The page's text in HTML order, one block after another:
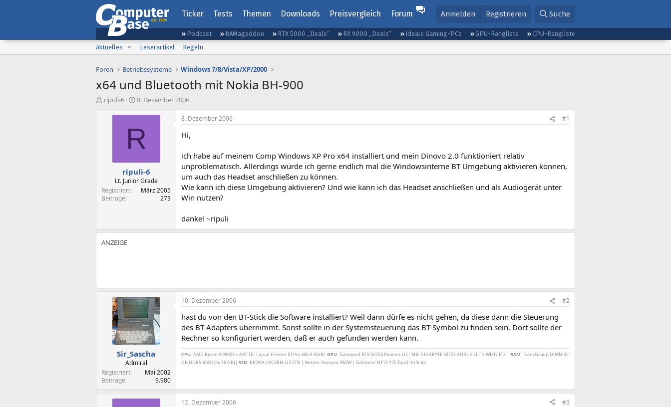
Ticker Tests Themen Downloads Preisvergleich Forum Anmelden Registrieren Suche
Podcast RAMageddon RTX 5000 „Deals“ RX 9000 „Deals“ Ideale Gaming-PCs GPU-Rangliste
CPU-Rangliste
Aktuelles
Leserartikel Regeln
Foren Betriebssysteme Windows 7/8/Vista/XP/2000
x64 und Bluetooth mit Nokia BH-900
Eripuli-6
E
s
l
t
a
m
8. Dezember 2006
R
ripuli-6
Lt. Junior Grade
Registriert
März 2005
Beiträge
273
8. Dezember 2006 #1
Hi,
ich habe auf meinem Comp Windows XP Pro x64 installiert und mein Dinovo 2.0 funktioniert relativ
unproblematisch. Allerdings würde ich gerne endlich mal die Windowsinterne BT Umgebung aktivieren können,
um auch das Headset anschließen zu können.
Wie kann ich diese Umgebung aktivieren? Und wie kann ich das Headset anschließen und als Audiogerät unter
Win nutzen?
danke! ~ripuli
Sir_Sascha
Admiral
Registriert
Mai 2002
Beiträge
9.980
10. Dezember 2006 #2
hast du von den BT-Stick die Software installiert? Weil dann dürfe es nicht gehen, da diese dann die Steuerung
des BT-Adapters übernimmt. Sonst sollte in der Systemsteuerung das BT-Symbol zu finden sein. Dort sollte der
Rechner so konfiguriert werden, daß er auch gefunden werden kann.
CPU: AMD Ryzan 9 9900X + ARCTIC Liquid Freezer III Pro 360 A-RGB| GPU: Gainward RTX 5070ti Phoenix GS| MB: GIGABYTE X870E AORUS ELITE WIFI7 ICE | RAM: Team Group DIMM 32
GB DDR5-6000 (2x 16 GB)| SSD: KIOXIA-EXCERIA G3 2TB | Netztei: Seasonic 850W | Gehäuse: HYTE Y70 Touch Infinite
12. Dezember 2006 #3